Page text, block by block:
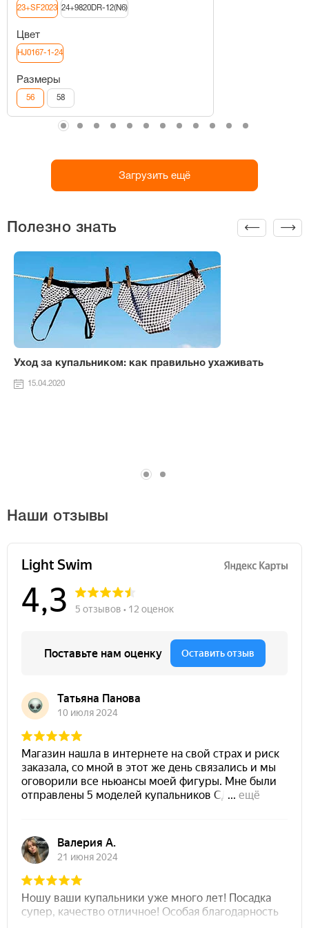
23+SF2023 24+9820DR-12(N6)
Цвет
HJ0167-1-24
Размеры
56 58
Загрузить ещё
Полезно знать
Уход за купальником: как правильно ухаживать
15.04.2020
Наши отзывы